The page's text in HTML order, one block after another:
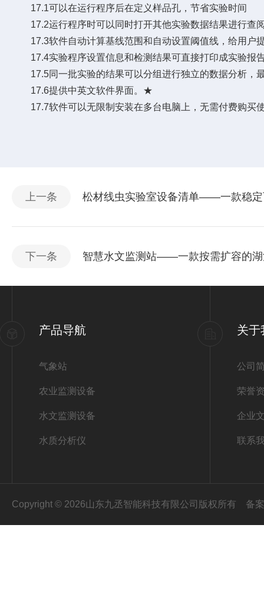
17.1可以在运行程序后在定义样品孔，节省实验时间
17.2运行程序时可以同时打开其他实验数据结果进行查
17.3软件自动计算基线范围和自动设置阈值线，给用户
17.4实验程序设置信息和检测结果可直接打印成实验报
17.5同一批实验的结果可以分组进行独立的数据分析，
17.6提供中英文软件界面。★
17.7软件可以无限制安装在多台电脑上，无需付费购买
上一条 松材线虫实验室设备清单——一款稳
下一条 智慧水文监测站——一款按需扩容的
产品导航
气象站
农业监测设备
水文监测设备
水质分析仪
关于
公司
荣誉
企业
联系
Copyright © 2026山东九丞智能科技有限公司版权所有 备